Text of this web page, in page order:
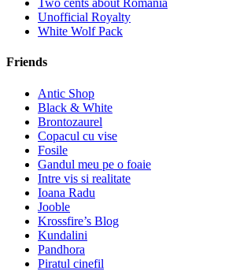
Two cents about Romania
Unofficial Royalty
White Wolf Pack
Friends
Antic Shop
Black & White
Brontozaurel
Copacul cu vise
Fosile
Gandul meu pe o foaie
Intre vis si realitate
Ioana Radu
Jooble
Krossfire’s Blog
Kundalini
Pandhora
Piratul cinefil